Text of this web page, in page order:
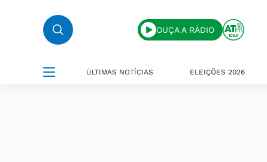
OUÇA A RÁDIO
ÚLTIMAS NOTÍCIAS ELEIÇÕES 2026